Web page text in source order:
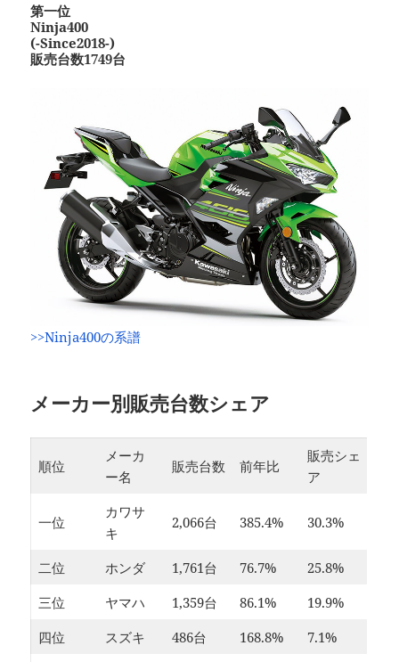
第一位
Ninja400
(-Since2018-)
販売台数1749台
>>Ninja400の系譜
メーカー別販売台数シェア
順位
メーカ
ー名
販売台数 前年比
販売シェ
ア
一位
カワサ
キ
2,066台 385.4% 30.3%
二位 ホンダ 1,761台 76.7%
25.8%
三位
ヤマハ 1,359台 86.1%
19.9%
四位
スズキ 486台 168.8%
7.1%